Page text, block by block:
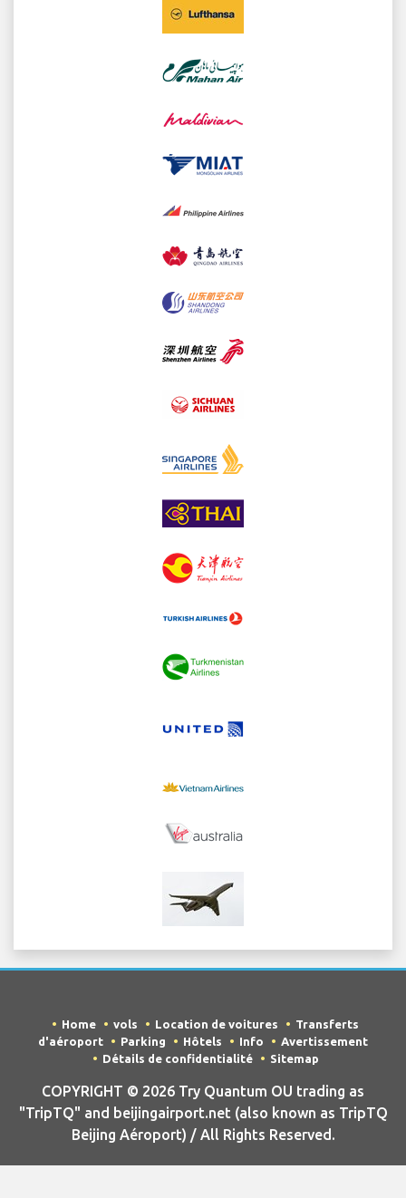
Home vols Location de voitures
Transferts
d'aéroport
Parking Hôtels Info
Avertissement
Détails de confidentialité
Sitemap
COPYRIGHT © 2026 Try Quantum OU trading as
"TripTQ" and beijingairport.net (also known as TripTQ
Beijing Aéroport) / All Rights Reserved.